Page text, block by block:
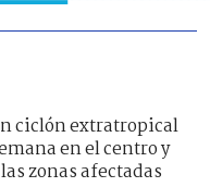
ciclón extratropical
en el centro y
zonas afectadas